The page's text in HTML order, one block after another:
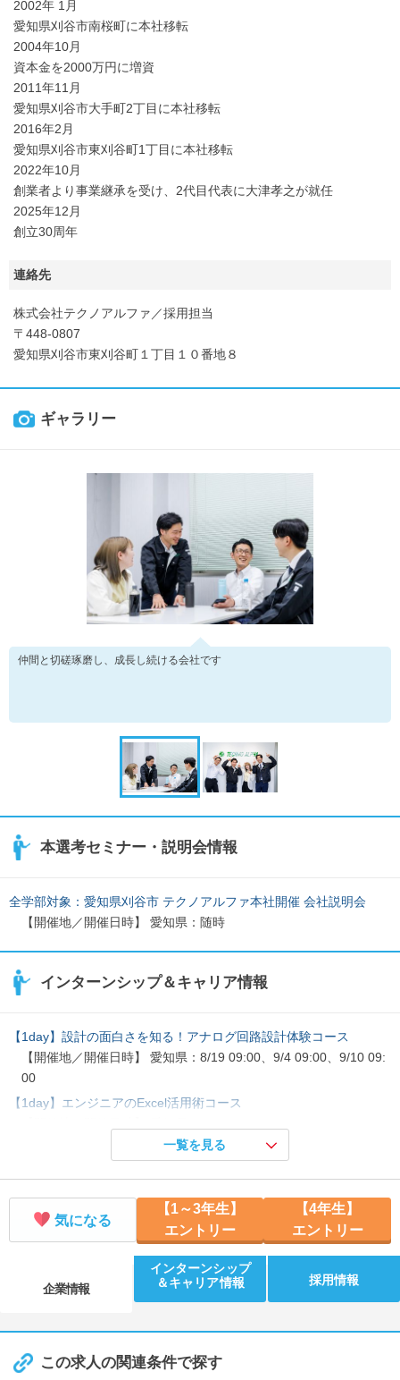
2002年 1月
愛知県刈谷市南桜町に本社移転
2004年10月
資本金を2000万円に増資
2011年11月
愛知県刈谷市大手町2丁目に本社移転
2016年2月
愛知県刈谷市東刈谷町1丁目に本社移転
2022年10月
創業者より事業継承を受け、2代目代表に大津孝之が就任
2025年12月
創立30周年
連絡先
株式会社テクノアルファ／採用担当
〒448-0807
愛知県刈谷市東刈谷町１丁目１０番地８
ギャラリー
仲間と切磋琢磨し、成長し続ける会社です
本選考セミナー・説明会情報
全学部対象：愛知県刈谷市 テクノアルファ本社開催 会社説明会
【開催地／開催日時】 愛知県：随時
インターンシップ＆キャリア情報
【1day】設計の面白さを知る！アナログ回路設計体験コース
【開催地／開催日時】 愛知県：8/19 09:00、9/4 09:00、9/10 09:
00
【1day】エンジニアのExcel活用術コース
00、9/2 13:00
【開催地／開催日時】 愛知県：8/24 09:00
一覧を見る
気になる
【1～3年生】
エントリー
【4年生】
エントリー
企業情報
インターンシップ
＆キャリア情報
採用情報
この求人の関連条件で探す